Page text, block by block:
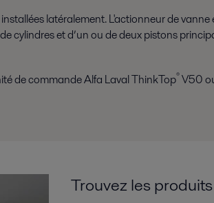
latéralement. L'actionneur de
cylindres et d’un ou de deux pistons
de commande Alfa Laval ThinkTop®V50
Trouvez les